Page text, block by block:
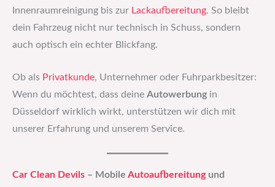
Innenraumreinigung bis zur Lackaufbereitung. So bleibt
dein Fahrzeug nicht nur technisch in Schuss, sondern
auch optisch ein echter Blickfang.
Ob als Privatkunde, Unternehmer oder Fuhrparkbesitzer:
Wenn du möchtest, dass deine Autowerbung in
Düsseldorf wirklich wirkt, unterstützen wir dich mit
unserer Erfahrung und unserem Service.
Car Clean Devils – Mobile Autoaufbereitungund